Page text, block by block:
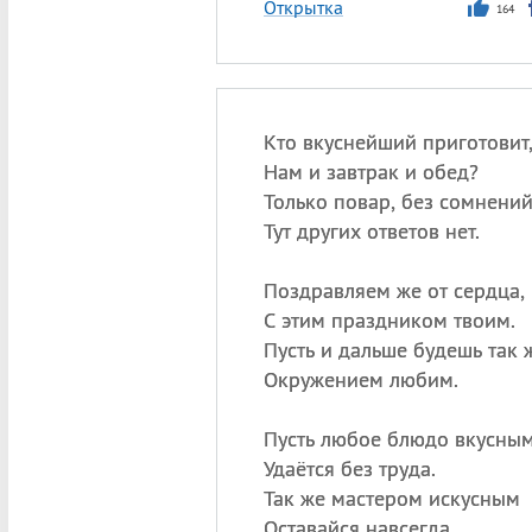
Открытка 164
Кто вкуснейший приготовит,
Нам и завтрак и обед?
Только повар, без
Тут других ответов нет.
Поздравляем же от сердца,
С этим праздником твоим.
Пусть и дальше будешь так
Окружением любим.
Пусть любое блюдо
Удаётся без труда.
Так же мастером искусным